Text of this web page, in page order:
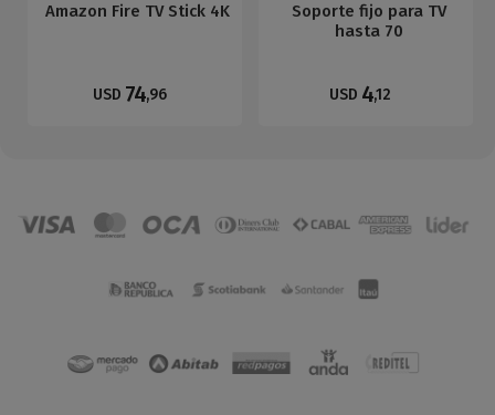
Amazon Fire TV Stick 4K
USD 74,96
Soporte fijo para TV
hasta 70
USD 4,12